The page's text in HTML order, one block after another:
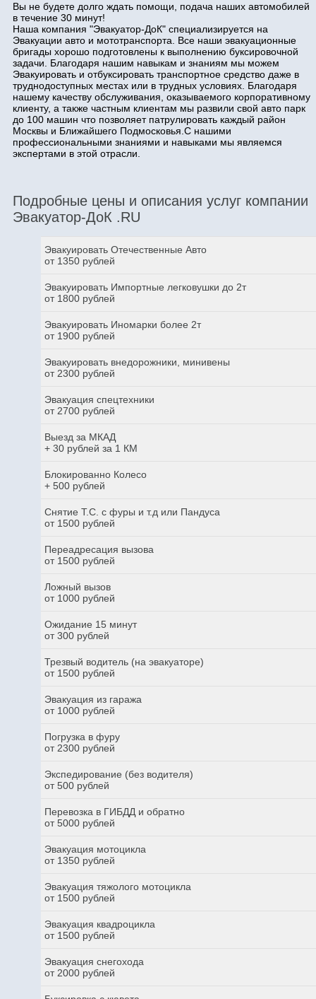
Вы не будете долго ждать помощи, подача наших автомобилей
в течение 30 минут!
Наша компания "Эвакуатор-ДоК" специализируется на
Эвакуации авто и мототранспорта. Все наши эвакуационные
бригады хорошо подготовлены к выполнению буксировочной
задачи. Благодаря нашим навыкам и знаниям мы можем
Эвакуировать и отбуксировать транспортное средство даже в
труднодоступных местах или в трудных условиях. Благодаря
нашему качеству обслуживания, оказываемого корпоративному
клиенту, а также частным клиентам мы развили свой авто парк
до 100 машин что позволяет патрулировать каждый район
Москвы и Ближайшего Подмосковья.С нашими
профессиональными знаниями и навыками мы являемся
экспертами в этой отрасли.
Подробные цены и описания услуг компании
Эвакуатор-ДоК .RU
Эвакуировать Отечественные Авто
от 1350 рублей
Эвакуировать Импортные легковушки до 2т
от 1800 рублей
Эвакуировать Иномарки более 2т
от 1900 рублей
Эвакуировать внедорожники, минивены
от 2300 рублей
Эвакуация спецтехники
от 2700 рублей
Выезд за МКАД
+ 30 рублей за 1 КМ
Блокированно Колесо
+ 500 рублей
Снятие Т.С. с фуры и т.д или Пандуса
от 1500 рублей
Переадресация вызова
от 1500 рублей
Ложный вызов
от 1000 рублей
Ожидание 15 минут
от 300 рублей
Трезвый водитель (на эвакуаторе)
от 1500 рублей
Эвакуация из гаража
от 1000 рублей
Погрузка в фуру
от 2300 рублей
Экспедирование (без водителя)
от 500 рублей
Перевозка в ГИБДД и обратно
от 5000 рублей
Эвакуация мотоцикла
от 1350 рублей
Эвакуация тяжолого мотоцикла
от 1500 рублей
Эвакуация квадроцикла
от 1500 рублей
Эвакуация снегохода
от 2000 рублей